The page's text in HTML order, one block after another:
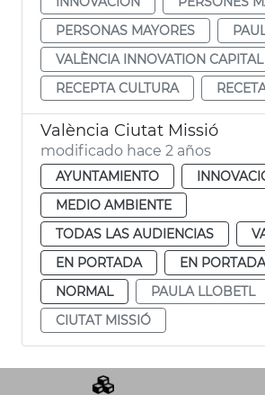
PERSONAS MAYORES
VALÈNCIA INNOVATION CAPITAL
RECEPTA CULTURA
València Ciutat Missió
modificado hace 2 años
AYUNTAMIENTO
MEDIO AMBIENTE
TODAS LAS AUDIENCIAS
EN PORTADA
EN
NORMAL
PAULA LLOBETL
CIUTAT MISSIÓ